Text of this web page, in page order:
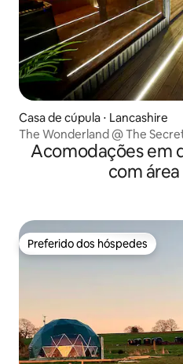
Casa de cúpula ⋅ Lancashire
The Wonderland @ The
Acomodações em
com
Preferido dos hóspedes
Preferido dos hóspedes